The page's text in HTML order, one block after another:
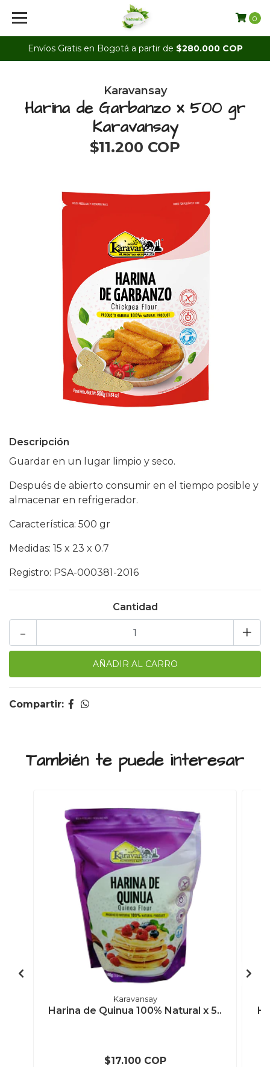
Envíos Gratis en Bogotá a partir de $280.000 COP
0
Karavansay
Harina de Garbanzo x 500 gr
Karavansay
$11.200 COP
Descripción
Guardar en un lugar limpio y seco.
Después de abierto consumir en el tiempo posible y
almacenar en refrigerador.
Característica: 500 gr
Medidas: 15 x 23 x 0.7
Registro: PSA-000381-2016
Cantidad
+
-
Compartir:
También te puede interesar
Karavansay
Harina de Quinua 100% Natural x 5..
$17.100 COP